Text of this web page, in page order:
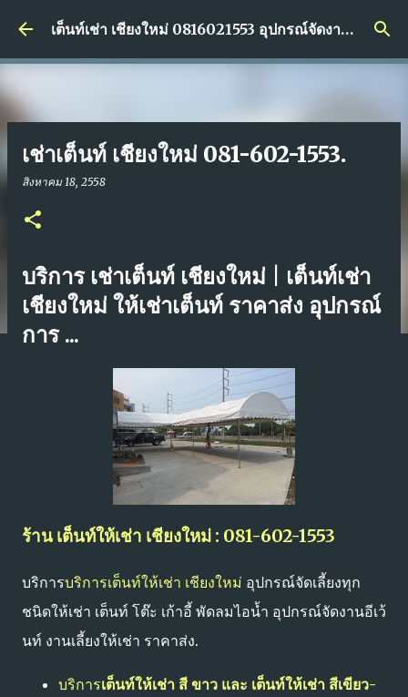
ข้ามไปที่เนื้อหาหลัก เต็นท์เช่า เชียงใหม่ 0816021553 อุปกรณ์จัดงานอีเว้นท์เช่า ราคาส่ง
เช่าเต็นท์ เชียงใหม่ 081-602-1553.
สิงหาคม 18, 2558
บริการ เช่าเต็นท์ เชียงใหม่ | เต็นท์เช่า
เชียงใหม่ ให้เช่าเต็นท์ ราคาส่ง อุปกรณ์
การ ...
ร้าน เต็นท์ให้เช่า เชียงใหม่ : 081-602-1553
บริการบริการเต็นท์ให้เช่า เชียงใหม่ อุปกรณ์จัดเลี้ยงทุก
ชนิดให้เช่า เต็นท์ โต๊ะ เก้าอี้ พัดลมไอน้ำ อุปกรณ์จัดงานอีเว้
นท์ งานเลี้ยงให้เช่า ราคาส่ง.
บริการเต็นท์ให้เช่า สี ขาว และ เต็นท์ให้เช่า สีเขียว-